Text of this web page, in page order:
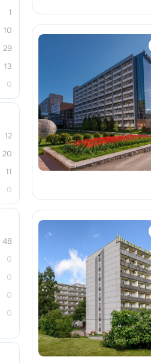
1
10
29
13
0
12
20
11
0
48
0
0
0
0